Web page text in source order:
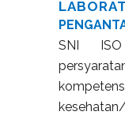
SNI ISO